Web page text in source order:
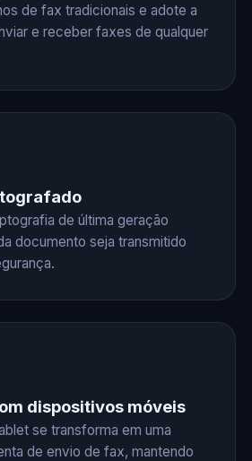
de fax tradicionais e adote a
e receber faxes de qualquer
de última geração
documento seja transmitido
dispositivos móveis
se transforma em uma
de envio de fax, mantendo